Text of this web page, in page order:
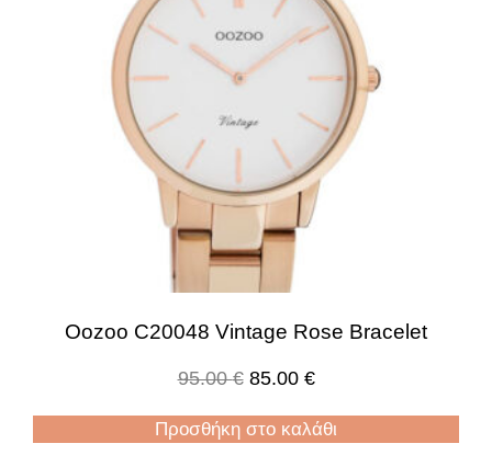
Oozoo C20048 Vintage Rose Bracelet
95.00€ 85.00 €
Προσθήκη στο καλάθι